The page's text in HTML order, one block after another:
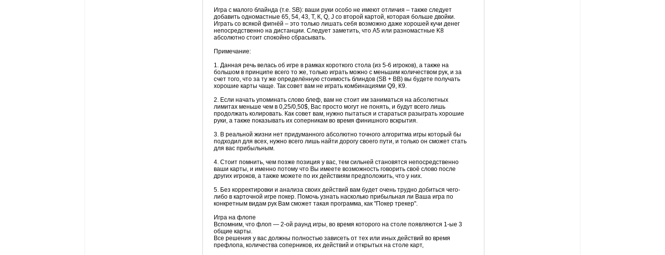
Игра с малого блайнда (т.е. SB): ваши руки особо не имеют отличия – также следует
добавить одномастные 65, 54, 43, Т, К, Q, J со второй картой, которая больше двойки.
Играть со всякой фигнёй – это только лишать себя возможно даже хорошей кучи денег
непосредственно на дистанции. Следует заметить, что А5 или разномастные K8
абсолютно стоит спокойно сбрасывать.
Примечание:
1. Данная речь велась об игре в рамках короткого стола (из 5-6 игроков), а также на
большом в принципе всего то же, только играть можно с меньшим количеством рук, и за
счет того, что за ту же определённую стоимость блиндов (SB + BB) вы будете получать
хорошие карты чаще. Так совет вам не играть комбинациями Q9, К9.
2. Если начать упоминать слово блеф, вам не стоит им заниматься на абсолютных
лимитах меньше чем в 0,25/0,50$, Вас просто могут не понять, и будут всего лишь
продолжать колировать. Как совет вам, нужно пытаться и стараться разыграть хорошие
руки, а также показывать их соперникам во время финишного вскрытия.
3. В реальной жизни нет придуманного абсолютно точного алгоритма игры который бы
подходил для всех, нужно всего лишь найти дорогу своего пути, и только он сможет стать
для вас прибыльным.
4. Стоит помнить, чем позже позиция у вас, тем сильней становятся непосредственно
ваши карты, и именно потому что Вы имеете возможность говорить своё слово после
других игроков, а также можете по их действиям предположить, что у них.
5. Без корректировки и анализа своих действий вам будет очень трудно добиться чего-
либо в карточной игре покер. Помочь узнать насколько прибыльная ли Ваша игра по
конкретным видам рук Вам сможет такая программа, как "Покер трекер".
Игра на флопе
Вспомним, что флоп — 2-ой раунд игры, во время которого на столе появляются 1-ые 3
общие карты.
Все решения у вас должны полностью зависеть от тех или иных действий во время
префлопа, количества соперников, их действий и открытых на столе карт,